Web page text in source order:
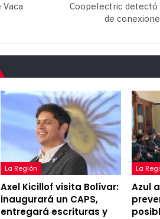
Coopelectric detectó
de
La Región
Axel Kicillof visita Bolívar:
inaugurará un CAPS,
entregará escrituras y
La
Azul